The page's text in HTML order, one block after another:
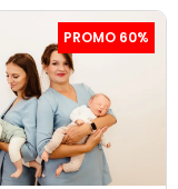
PROMO 60%